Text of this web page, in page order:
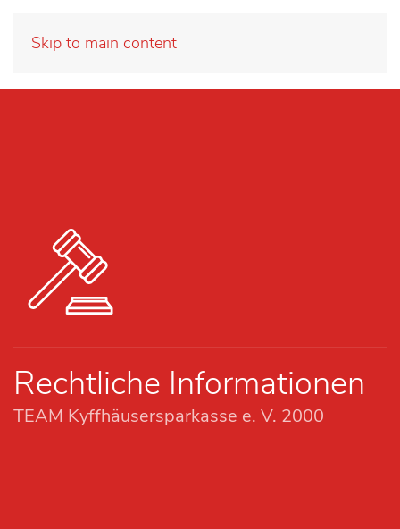
Skip to main content
Rechtliche Informationen
TEAM Kyffhäusersparkasse e. V. 2000